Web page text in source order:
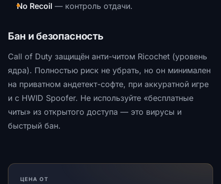
No Recoil — контроль отдачи.
Бан и безопасность
Call of Duty защищён анти-читом Ricochet (уровень
ядра). Полностью риск не убрать, но он минимален
на приватном андетект-софте, при аккуратной игре
и с HWID Spoofer. Не используйте «бесплатные
читы» из открытого доступа — это вирусы и
быстрый бан.
ЦЕНА ОТ